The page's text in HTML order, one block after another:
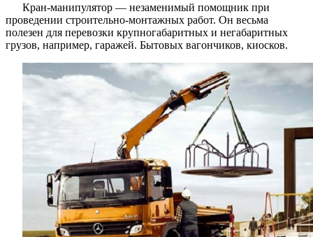
Кран-манипулятор — незаменимый помощник при
проведении строительно-монтажных работ. Он весьма
полезен для перевозки крупногабаритных и негабаритных
грузов, например, гаражей. Бытовых вагончиков, киосков.